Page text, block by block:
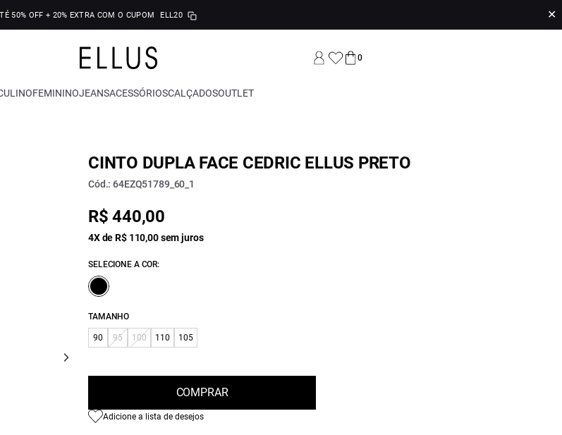
50% OFF + 20% EXTRA COM O CUPOM ELL20 ✕
0
FEMININOJEANSACESSÓRIOSCALÇADOSOUTLET
CINTO DUPLA FACE CEDRIC ELLUS PRETO
Cód.: 64EZQ51789_60_1
R$ 440,00
4X de R$ 110,00 sem juros
SELECIONE A COR:
TAMANHO
90 95 100 110 105
COMPRAR
Adicione a lista de desejos